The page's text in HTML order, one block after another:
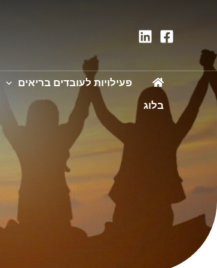
פעילויות לעובדים בריאים
בלוג